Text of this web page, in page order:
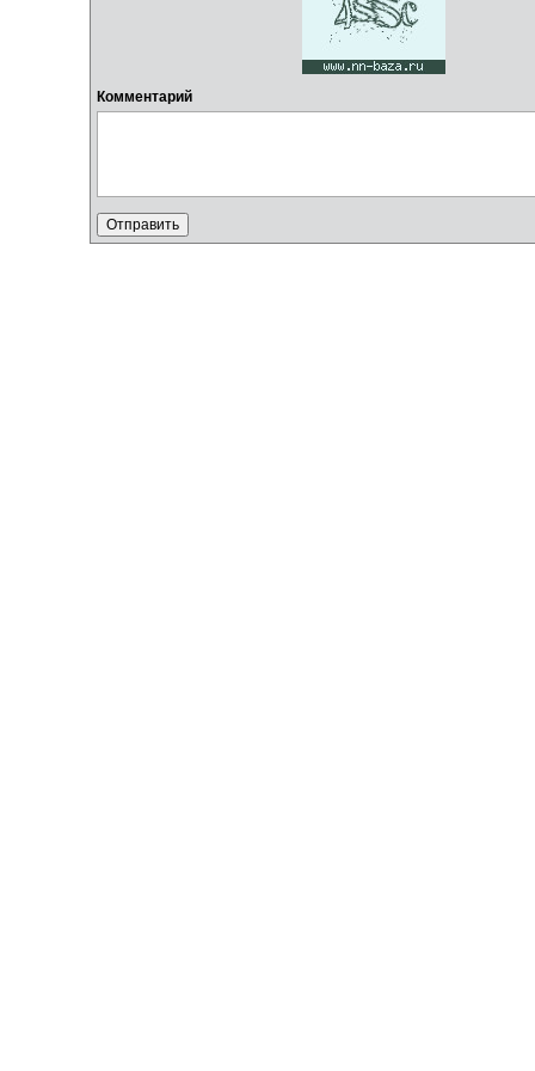
Комментарий